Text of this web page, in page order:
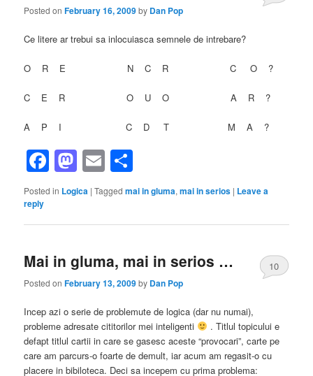
Posted onFebruary 16, 2009by Dan Pop
Ce litere ar trebui sa inlocuiasca semnele de intrebare?
O R E N C R C O ?
C E R O U O A R ?
A P I C D T M A ?
Facebook
Mastodon
Email
Posted in Logica |Tagged mai in gluma,mai in serios | Leave a
reply
Mai in gluma, mai in serios …
Posted onFebruary 13, 2009by Dan Pop
10
Incep azi o serie de problemute de logica (dar nu numai),
probleme adresate cititorilor mei inteligenti
. Titlul topicului e
defapt titlul cartii in care se gasesc aceste “provocari”, carte pe
care am parcurs-o foarte de demult, iar acum am regasit-o cu
placere in bibiloteca. Deci sa incepem cu prima problema: